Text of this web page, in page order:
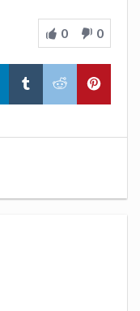
0 0